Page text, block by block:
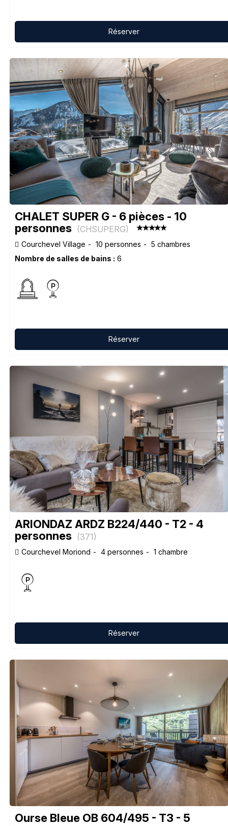
Réserver
CHALET SUPER G - 6 pièces - 10
personnes (CHSUPERG)
Courchevel Village 10 personnes
5 chambres
Nombre de salles de bains : 6
Réserver
ARIONDAZ ARDZ B224/440 - T2 - 4
personnes (371)
Courchevel Moriond 4 personnes 1 chambre
Réserver
Ourse Bleue OB 604/495 - T3 - 5